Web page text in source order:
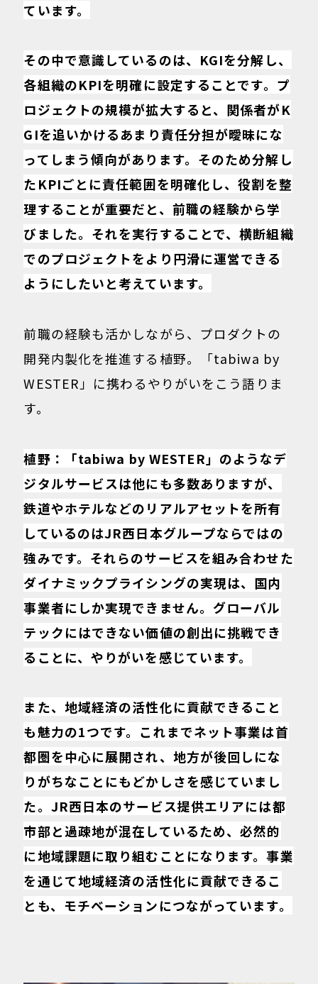
ています。
その中で意識しているのは、KGIを分解し、
各組織のKPIを明確に設定することです。プ
ロジェクトの規模が拡大すると、関係者がK
GIを追いかけるあまり責任分担が曖昧にな
ってしまう傾向があります。そのため分解し
たKPIごとに責任範囲を明確化し、役割を整
理することが重要だと、前職の経験から学
びました。それを実行することで、横断組織
でのプロジェクトをより円滑に運営できる
ようにしたいと考えています。
前職の経験も活かしながら、プロダクトの
開発内製化を推進する植野。「tabiwa by
WESTER」に携わるやりがいをこう語りま
す。
植野：「tabiwa by WESTER」のようなデ
ジタルサービスは他にも多数ありますが、
鉄道やホテルなどのリアルアセットを所有
しているのはJR西日本グループならではの
強みです。それらのサービスを組み合わせた
ダイナミックプライシングの実現は、国内
事業者にしか実現できません。グローバル
テックにはできない価値の創出に挑戦でき
ることに、やりがいを感じています。
また、地域経済の活性化に貢献できること
も魅力の1つです。これまでネット事業は首
都圏を中心に展開され、地方が後回しにな
りがちなことにもどかしさを感じていまし
た。JR西日本のサービス提供エリアには都
市部と過疎地が混在しているため、必然的
に地域課題に取り組むことになります。事業
を通じて地域経済の活性化に貢献できるこ
とも、モチベーションにつながっています。